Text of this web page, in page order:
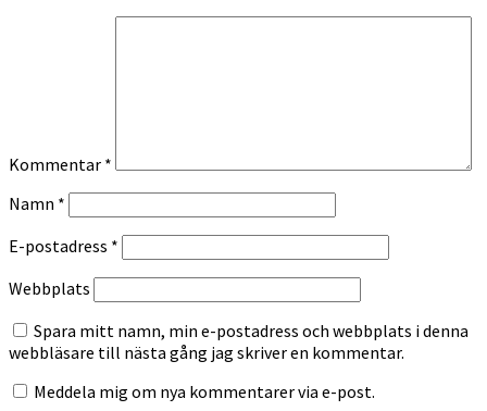
Kommentar *
Namn *
E-postadress *
Webbplats
Spara mitt namn, min e-postadress och webbplats i denna
webbläsare till nästa gång jag skriver en kommentar.
Meddela mig om nya kommentarer via e-post.